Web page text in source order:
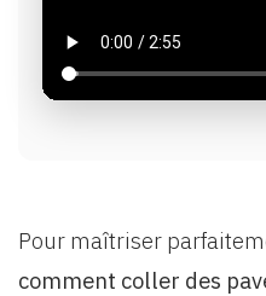
Pour maîtriser
comment coller des